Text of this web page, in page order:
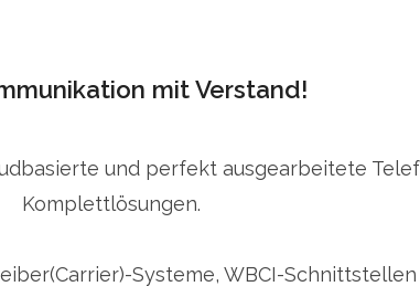
mit Verstand!
und perfekt ausgearbeitete
Komplettlösungen.
Systeme, WBCI-